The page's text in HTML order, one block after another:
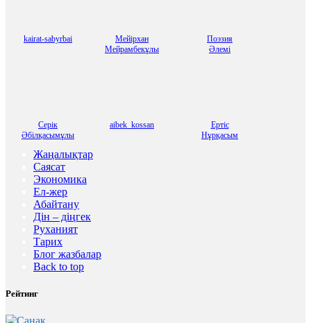
kairat-sabyrbai
Мейірхан
Мейрамбекұлы
Поэзия
Әлемі
Серік
Әбілқасымұлы
aibek_kossan
Ертіс
Нұрқасым
Жаңалықтар
Саясат
Экономика
Ел-жер
Абайтану
Дін – діңгек
Руханият
Тарих
Блог жазбалар
Back to top
Рейтинг